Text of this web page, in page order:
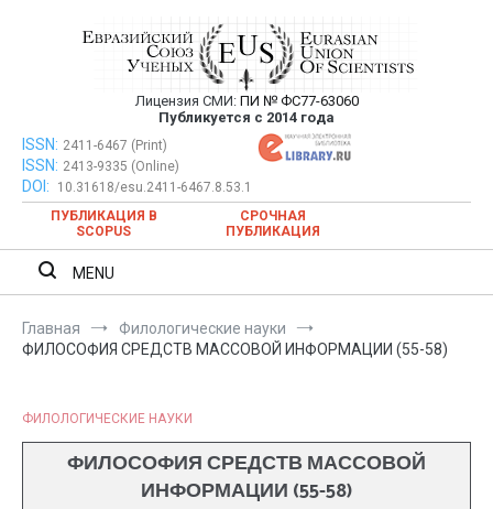
Евразийский Союз Ученых —
публикация научных статей в
ежемесячном научном журнале
Лицензия СМИ: ПИ № ФС77-63060
Публикуется с 2014 года
Евразийский Союз Ученых — публикация научных статей в
ежемесячном научном журнале
ISSN: 2411-6467 (Print)
ISSN: 2413-9335 (Online)
DOI:
10.31618/esu.2411-6467.8.53.1
ПУБЛИКАЦИЯ В
SCOPUS
СРОЧНАЯ
ПУБЛИКАЦИЯ
MENU
Главная
Филологические науки
ФИЛОСОФИЯ СРЕДСТВ МАССОВОЙ ИНФОРМАЦИИ (55-58)
ФИЛОЛОГИЧЕСКИЕ НАУКИ
ФИЛОСОФИЯ СРЕДСТВ МАССОВОЙ
ИНФОРМАЦИИ (55-58)